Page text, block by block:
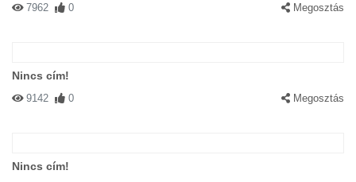
7962 0 Megosztás
Nincs cím!
9142 0 Megosztás
Nincs cím!